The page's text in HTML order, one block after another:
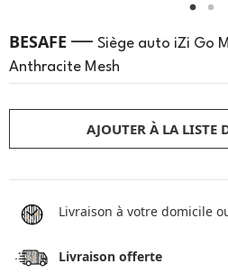
BESAFE — Siège auto iZi Go
Anthracite Mesh
AJOUTER À LA LISTE
Livraison à votre domicile
Livraison offerte